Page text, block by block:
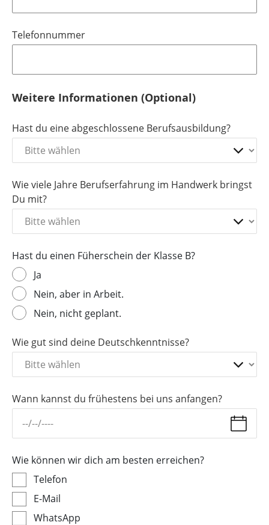
Telefonnummer
Weitere Informationen (Optional)
Hast du eine abgeschlossene Berufsausbildung?
Wie viele Jahre Berufserfahrung im Handwerk bringst
Du mit?
Hast du einen Füherschein der Klasse B?
Ja
Nein, aber in Arbeit.
Nein, nicht geplant.
Wie gut sind deine Deutschkenntnisse?
Wann kannst du frühestens bei uns anfangen?
Wie können wir dich am besten erreichen?
Telefon
E-Mail
WhatsApp